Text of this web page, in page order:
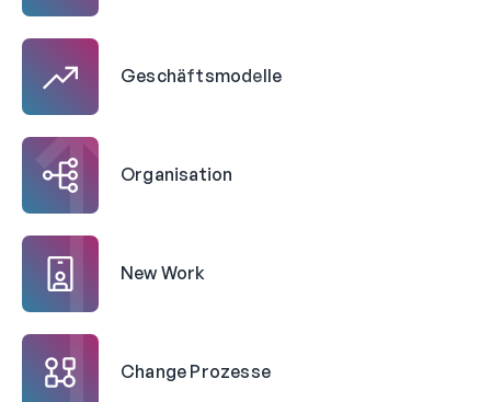
Geschäftsmodelle
Organisation
New Work
Change Prozesse